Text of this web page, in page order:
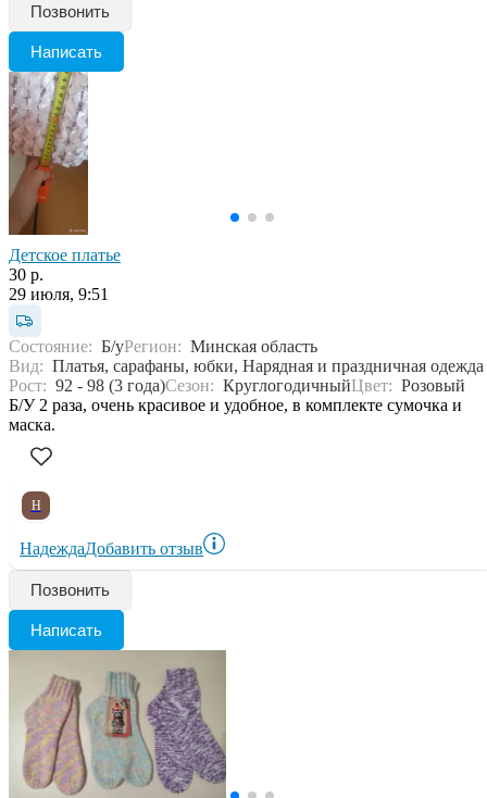
Позвонить
Написать
Детское платье
30 р.
29 июля, 9:51
Состояние: Б/уРегион: Минская область
Вид: Платья, сарафаны, юбки, Нарядная и праздничная одежда
Рост: 92 - 98 (3 года)Сезон: КруглогодичныйЦвет: Розовый
Б/У 2 раза, очень красивое и удобное, в комплекте сумочка и
маска.
Н
НадеждаДобавить отзыв
Позвонить
Написать